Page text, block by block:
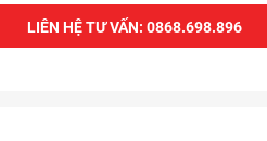
LIÊN HỆ TƯ VẤN: 0868.698.896